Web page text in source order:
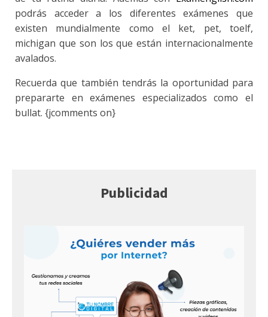
Publicidad
podrás acceder a los diferentes exámenes que
existen mundialmente como el ket, pet, toelf,
michigan que son los que están internacionalmente
avalados.
Recuerda que también tendrás la oportunidad para
prepararte en exámenes especializados como el
bullat. {jcomments on}